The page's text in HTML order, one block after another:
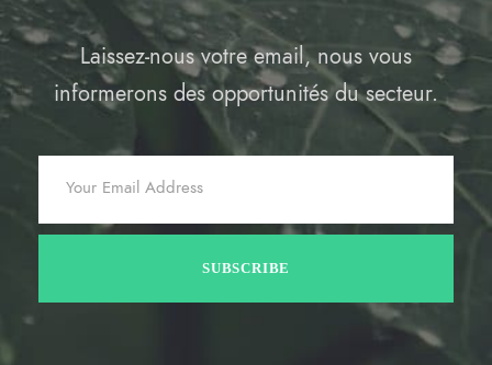
Laissez-nous votre email, nous vous
informerons des opportunités du secteur.